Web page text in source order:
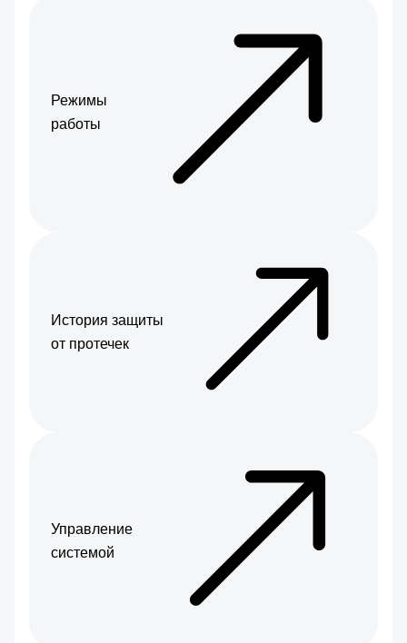
Режимы
работы
История защиты
от протечек
Управление
системой